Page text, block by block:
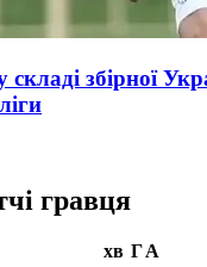
складі збірної
гравця
хв ГА